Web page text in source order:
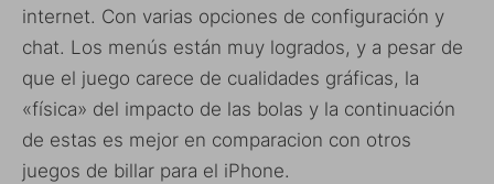
internet. Con varias opciones de configuración y
chat. Los menús están muy logrados, y a pesar de
que el juego carece de cualidades gráficas, la
«física» del impacto de las bolas y la continuación
de estas es mejor en comparacion con otros
juegos de billar para el iPhone.